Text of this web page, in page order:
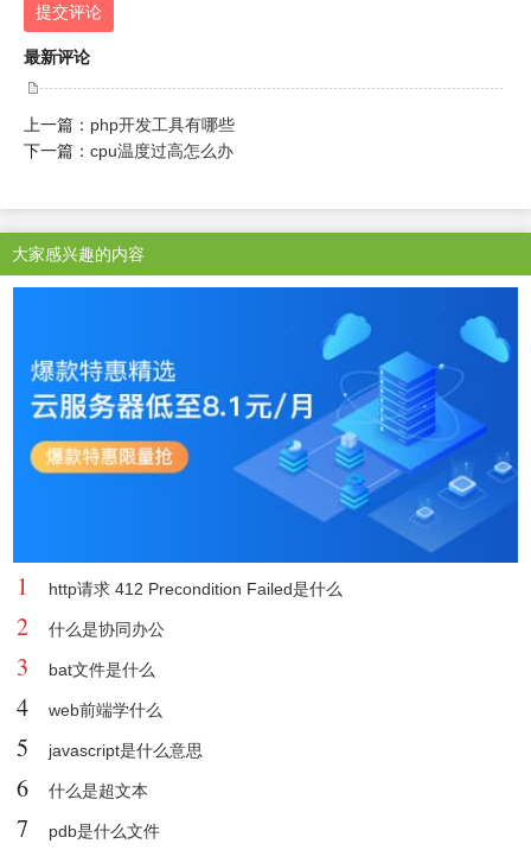
提交评论
最新评论
上一篇： php开发工具有哪些
下一篇： cpu温度过高怎么办
大家感兴趣的内容
1 http请求 412 Precondition Failed是什么
2 什么是协同办公
3 bat文件是什么
4 web前端学什么
5 javascript是什么意思
6 什么是超文本
7 pdb是什么文件